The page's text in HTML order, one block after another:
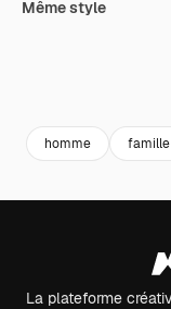
Même style
homme famille
La plateforme